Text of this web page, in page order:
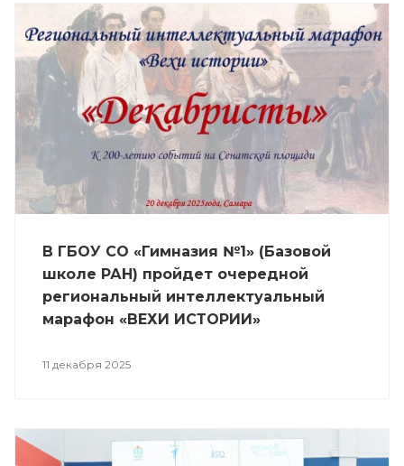
В ГБОУ СО «Гимназия №1» (Базовой
школе РАН) пройдет очередной
региональный интеллектуальный
марафон «ВЕХИ ИСТОРИИ»
11 декабря 2025